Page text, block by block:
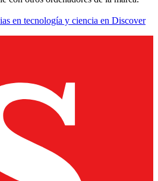
en tecnología y ciencia en Discover